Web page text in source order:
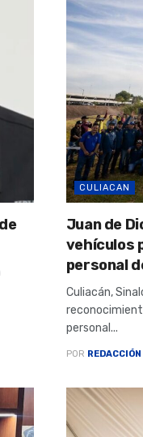
CULIACAN
Juan de
vehículos
personal
Culiacán,
personal...
POR REDACCIÓN